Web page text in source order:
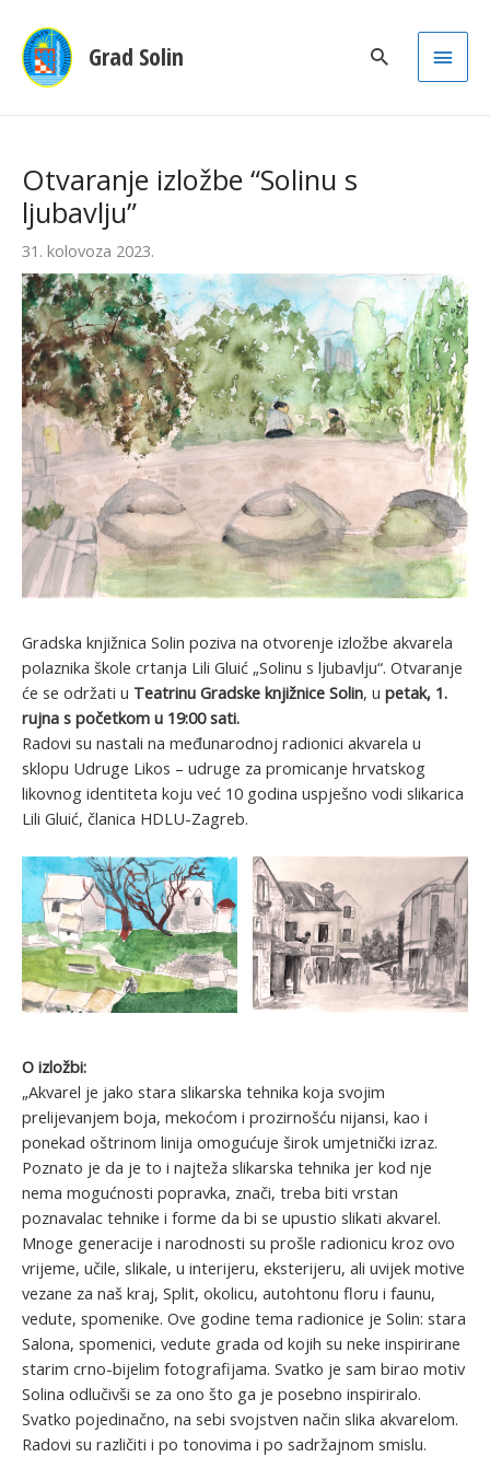
Grad Solin
Main
Otvaranje izložbe “Solinu s
ljubavlju”
31. kolovoza 2023.
Gradska knjižnica Solin poziva na otvorenje izložbe akvarela
polaznika škole crtanja Lili Gluić „Solinu s ljubavlju“. Otvaranje
će se održati u Teatrinu Gradske knjižnice Solin, u petak, 1.
rujna s početkom u 19:00 sati.
Radovi su nastali na međunarodnoj radionici akvarela u
sklopu Udruge Likos – udruge za promicanje hrvatskog
likovnog identiteta koju već 10 godina uspješno vodi slikarica
Lili Gluić, članica HDLU-Zagreb.
O izložbi:
„Akvarel je jako stara slikarska tehnika koja svojim
prelijevanjem boja, mekoćom i prozirnošću nijansi, kao i
ponekad oštrinom linija omogućuje širok umjetnički izraz.
Poznato je da je to i najteža slikarska tehnika jer kod nje
nema mogućnosti popravka, znači, treba biti vrstan
poznavalac tehnike i forme da bi se upustio slikati akvarel.
Mnoge generacije i narodnosti su prošle radionicu kroz ovo
vrijeme, učile, slikale, u interijeru, eksterijeru, ali uvijek motive
vezane za naš kraj, Split, okolicu, autohtonu floru i faunu,
vedute, spomenike. Ove godine tema radionice je Solin: stara
Salona, spomenici, vedute grada od kojih su neke inspirirane
starim crno-bijelim fotografijama. Svatko je sam birao motiv
Solina odlučivši se za ono što ga je posebno inspiriralo.
Svatko pojedinačno, na sebi svojstven način slika akvarelom.
Radovi su različiti i po tonovima i po sadržajnom smislu.